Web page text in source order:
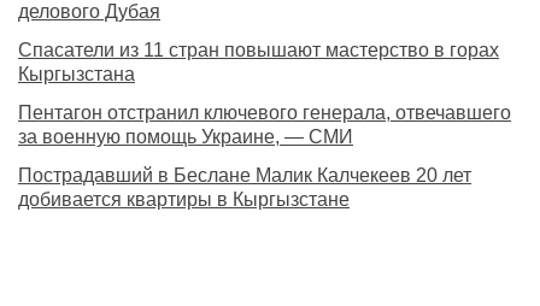
делового Дубая
Спасатели из 11 стран повышают мастерство в горах
Кыргызстана
Пентагон отстранил ключевого генерала, отвечавшего
за военную помощь Украине, — СМИ
Пострадавший в Беслане Малик Калчекеев 20 лет
добивается квартиры в Кыргызстане